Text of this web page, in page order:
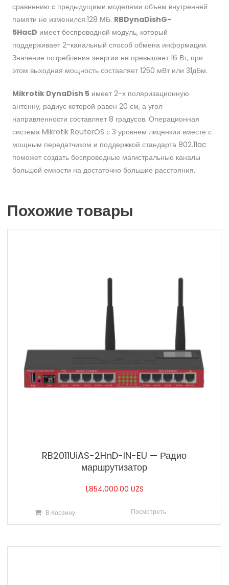
сравнению с предыдущими моделями объем внутренней
памяти не изменился:128 МБ. RBDynaDishG-
5HacD имеет беспроводной модуль, который
поддерживает 2-канальный способ обмена информации.
Значение потребления энергии не превышает 16 Вт, при
этом выходная мощность составляет 1250 мВт или 31дБм.
Mikrotik DynaDish 5 имеет 2-х поляризационную
антенну, радиус которой равен 20 см, а угол
направленности составляет 8 градусов. Операционная
система Mikrotik RouterOS с 3 уровнем лицензии вместе с
мощным передатчиком и поддержкой стандарта 802.11ac
поможет создать беспроводные магистральные каналы
большой емкости на достаточно большие расстояния.
Похожие товары
RB2011UiAS-2HnD-IN-EU — Радио
маршрутизатор
1,854,000.00 UZS
В Корзину Посмотреть